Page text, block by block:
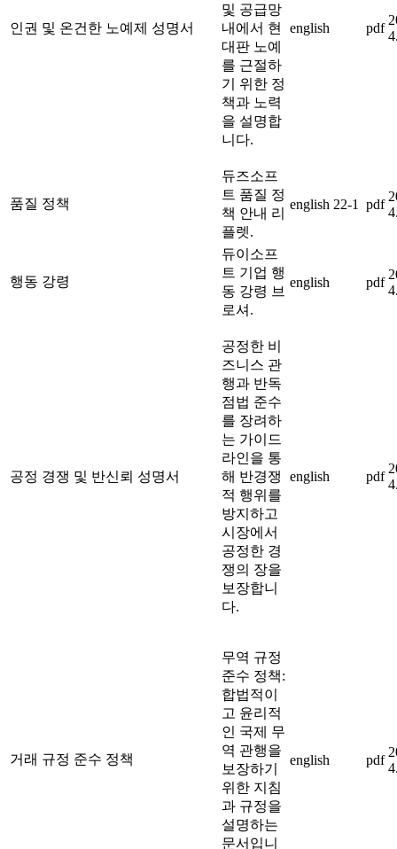
인권 및 온건한 노예제 성명서
및 공급망
내에서 현
대판 노예
를 근절하
기 위한 정
책과 노력
을 설명합
니다.
english pdf
품질 정책
듀즈소프
트 품질 정
책 안내 리
플렛.
english 22-1 pdf
행동 강령
듀이소프
트 기업 행
동 강령 브
로셔.
english pdf
공정 경쟁 및 반신뢰 성명서
공정한 비
즈니스 관
행과 반독
점법 준수
를 장려하
는 가이드
라인을 통
해 반경쟁
적 행위를
방지하고
시장에서
공정한 경
쟁의 장을
보장합니
다.
english pdf
거래 규정 준수 정책
무역 규정
준수 정책:
합법적이
고 윤리적
인 국제 무
역 관행을
보장하기
위한 지침
과 규정을
설명하는
문서입니
english pdf